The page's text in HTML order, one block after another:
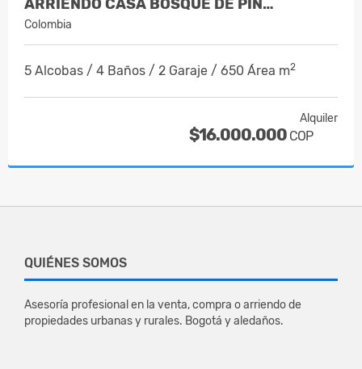
ARRIENDO CASA BOSQUE DE PIN…
Colombia
5 Alcobas / 4 Baños / 2 Garaje / 650 Área m2
Alquiler
$16.000.000 COP
QUIÉNES SOMOS
Asesoría profesional en la venta, compra o arriendo de
propiedades urbanas y rurales. Bogotá y aledaños.